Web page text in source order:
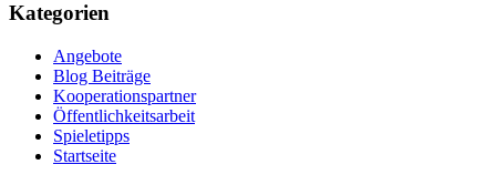
Kategorien
Angebote
Blog Beiträge
Kooperationspartner
Öffentlichkeitsarbeit
Spieletipps
Startseite